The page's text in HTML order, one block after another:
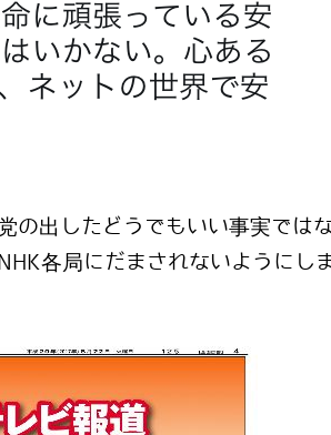
の出したどうでもいい事実では
各局にだまされないようにし